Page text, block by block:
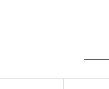
現在まで15年間